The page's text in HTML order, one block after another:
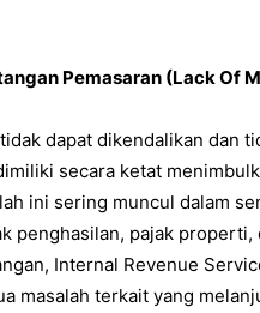
Pemasaran (Lack Of
dapat dikendalikan dan
secara ketat
ini sering muncul dalam
penghasilan, pajak
Internal Revenue
masalah terkait yang